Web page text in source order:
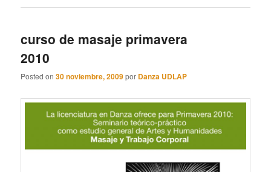
curso de masaje primavera
2010
Posted on30 noviembre, 2009por Danza UDLAP